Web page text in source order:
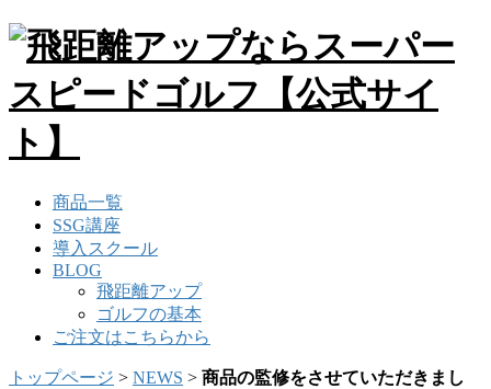
商品一覧
SSG講座
導入スクール
BLOG
飛距離アップ
ゴルフの基本
ご注文はこちらから
トップページ > NEWS > 商品の監修をさせていただきまし